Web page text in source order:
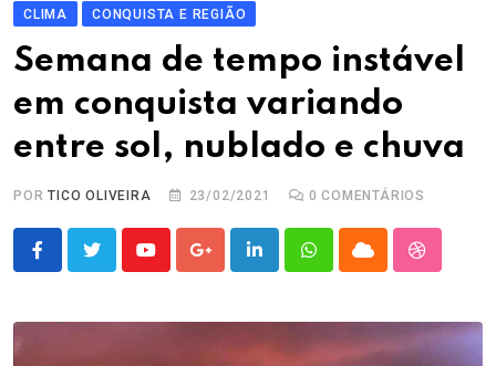
CLIMA CONQUISTA E REGIÃO
Semana de tempo instável
em conquista variando
entre sol, nublado e chuva
PORTICO OLIVEIRA 23/02/2021 0 COMENTÁRIOS
YoutubeGoogle+LinkedInWhatsappCloud